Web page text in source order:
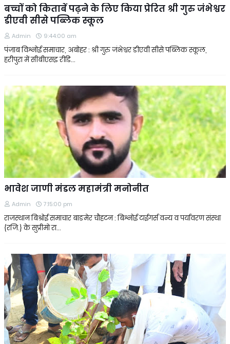
बच्चों को किताबें पढ़ने के लिए किया प्रेरित श्री गुरु जंभेश्वर
डीएवी सीसे पब्लिक स्कूल
Admin 9:44:00 am
पंंजाब विश्नोई समाचार, अबोहर : श्री गुरु जंभेश्वर डीएवी सीसे पब्लिक स्कूल,
हरीपुरा में सीबीएसइ रीडि…
भावेश जाणी मंडल महामंत्री मनोनीत
Admin 7:15:00 pm
राजस्थान बिश्रोई समाचार बाङमेर चौहटन : बिश्नोई टाईगर्स वन्य व पर्यावरण संस्था
{रजि.} के सुप्रीमो रा…